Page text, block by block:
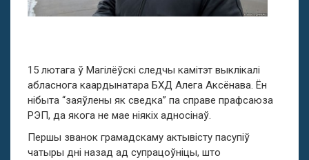
15 лютага ў Магілёўскі следчы камітэт выклікалі
абласнога каардынатара БХД Алега Аксёнава. Ён
нібыта “заяўлены як сведка” па справе прафсаюза
РЭП, да якога не мае ніякіх адносінаў.
Першы званок грамадскаму актывісту пасупіў
чатыры дні назад ад супрацоўніцы, што